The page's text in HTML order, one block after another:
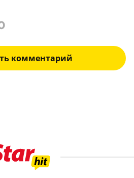
комментарий